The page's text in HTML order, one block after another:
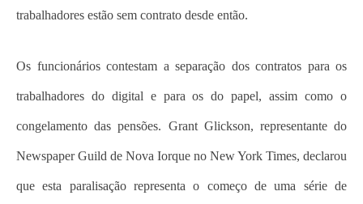
trabalhadores estão sem contrato desde então.
Os funcionários contestam a separação dos contratos para os
trabalhadores do digital e para os do papel, assim como o
congelamento das pensões. Grant Glickson, representante do
Newspaper Guild de Nova Iorque no New York Times, declarou
que esta paralisação representa o começo de uma série de